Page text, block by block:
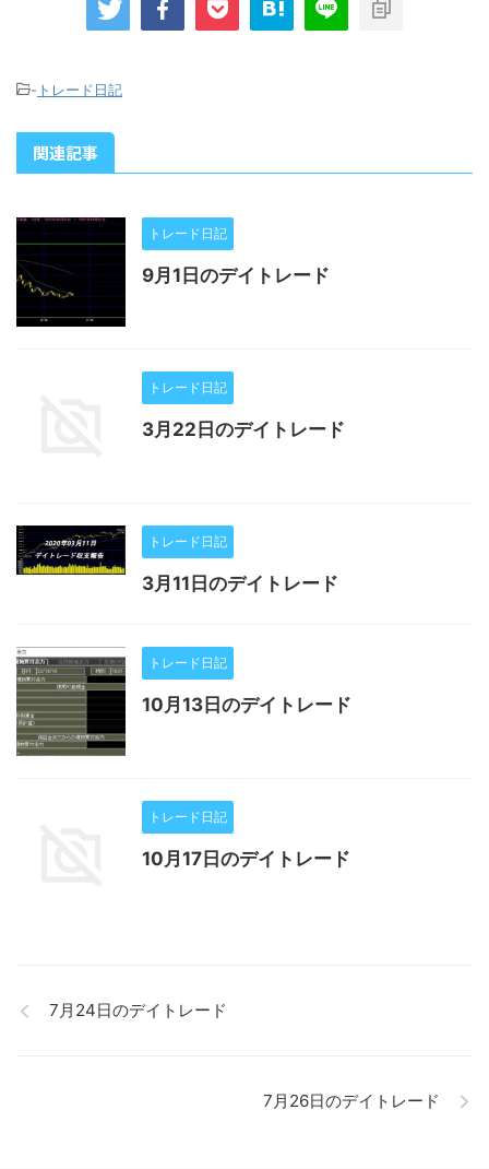
- トレード日記
関連記事
トレード日記
9月1日のデイトレード
トレード日記
3月22日のデイトレード
トレード日記
3月11日のデイトレード
トレード日記
10月13日のデイトレード
トレード日記
10月17日のデイトレード
7月24日のデイトレード
7月26日のデイトレード